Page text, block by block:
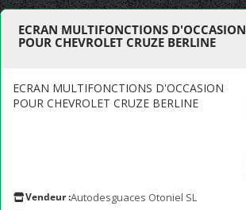
ECRAN MULTIFONCTIONS D'OCCASION
POUR CHEVROLET CRUZE BERLINE
ECRAN MULTIFONCTIONS D'OCCASION
POUR CHEVROLET CRUZE BERLINE
Vendeur :Autodesguaces Otoniel SL